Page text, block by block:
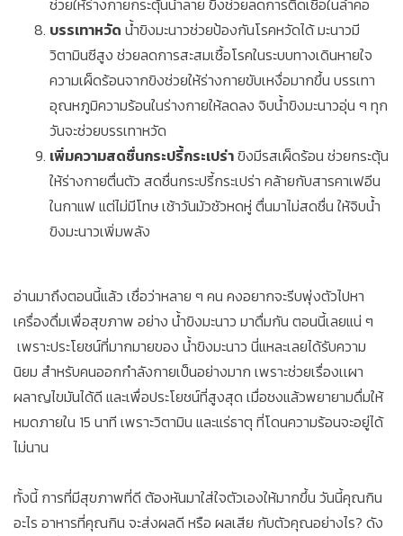
ช่วยให้ร่างกายกระตุ้นน้ำลาย ขิงช่วยลดการติดเชื้อในลำคอ
บรรเทาหวัด น้ำขิงมะนาวช่วยป้องกันโรคหวัดได้ มะนาวมี
วิตามินซีสูง ช่วยลดการสะสมเชื้อโรคในระบบทางเดินหายใจ
ความเผ็ดร้อนจากขิงช่วยให้ร่างกายขับเหงื่อมากขึ้น บรรเทา
อุณหภูมิความร้อนในร่างกายให้ลดลง จิบน้ำขิงมะนาวอุ่น ๆ ทุก
วันจะช่วยบรรเทาหวัด
เพิ่มความสดชื่นกระปรี้กระเปร่าขิงมีรสเผ็ดร้อน ช่วยกระตุ้น
ให้ร่างกายตื่นตัว สดชื่นกระปรี้กระเปร่า คล้ายกับสารคาเฟอีน
ในกาแฟ แต่ไม่มีโทษ เช้าวันมัวซัวหดหู่ ตื่นมาไม่สดชื่น ให้จิบน้ำ
ขิงมะนาวเพิ่มพลัง
อ่านมาถึงตอนนี้แล้ว เชื่อว่าหลาย ๆ คน คงอยากจะรีบพุ่งตัวไปหา
เครื่องดื่มเพื่อสุขภาพ อย่าง น้ำขิงมะนาว มาดื่มกัน ตอนนี้เลยแน่ ๆ
เพราะประโยชน์ที่มากมายของ น้ำขิงมะนาว นี่แหละเลยได้รับความ
นิยม สำหรับคนออกกำลังกายเป็นอย่างมาก เพราะช่วยเรื่องเเผา
ผลาญไขมันได้ดี และเพื่อประโยชน์ที่สูงสุด เมื่อชงแล้วพยายามดื่มให้
หมดภายใน 15 นาที เพราะวิตามิน และแร่ธาตุ ที่โดนความร้อนจะอยู่ได้
ไม่นาน
ทั้งนี้ การที่มีสุขภาพที่ดี ต้องหันมาใส่ใจตัวเองให้มากขึ้น วันนี้คุณกิน
อะไร อาหารที่คุณกิน จะส่งผลดี หรือ ผลเสีย กับตัวคุณอย่างไร? ดัง